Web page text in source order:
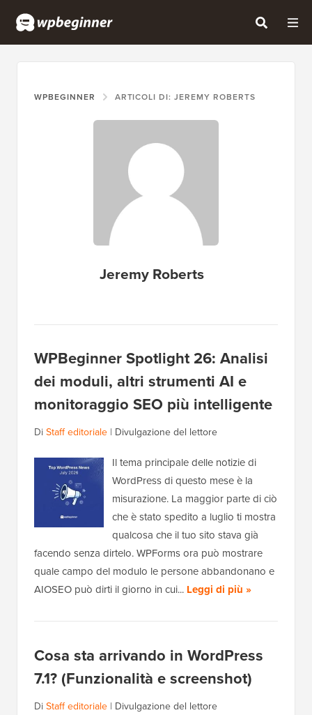
WPBEGINNER ARTICOLI DI: JEREMY ROBERTS
Jeremy Roberts
WPBeginner Spotlight 26: Analisi
dei moduli, altri strumenti AI e
monitoraggio SEO più intelligente
Di Staff editoriale | Divulgazione del lettore
Il tema principale delle notizie di
WordPress di questo mese è la
misurazione. La maggior parte di ciò
che è stato spedito a luglio ti mostra
qualcosa che il tuo sito stava già
facendo senza dirtelo. WPForms ora può mostrare
quale campo del modulo le persone abbandonano e
AIOSEO può dirti il giorno in cui... Leggi di più »
Cosa sta arrivando in WordPress
7.1? (Funzionalità e screenshot)
Di Staff editoriale | Divulgazione del lettore